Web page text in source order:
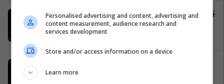
Hamburgeri ma kjut najher vjen këtë
verë në Burger King
Burger King
Personalised advertising and content, advertising and
content measurement, audience research and
services development
Store and/or access information on a device
Learn more